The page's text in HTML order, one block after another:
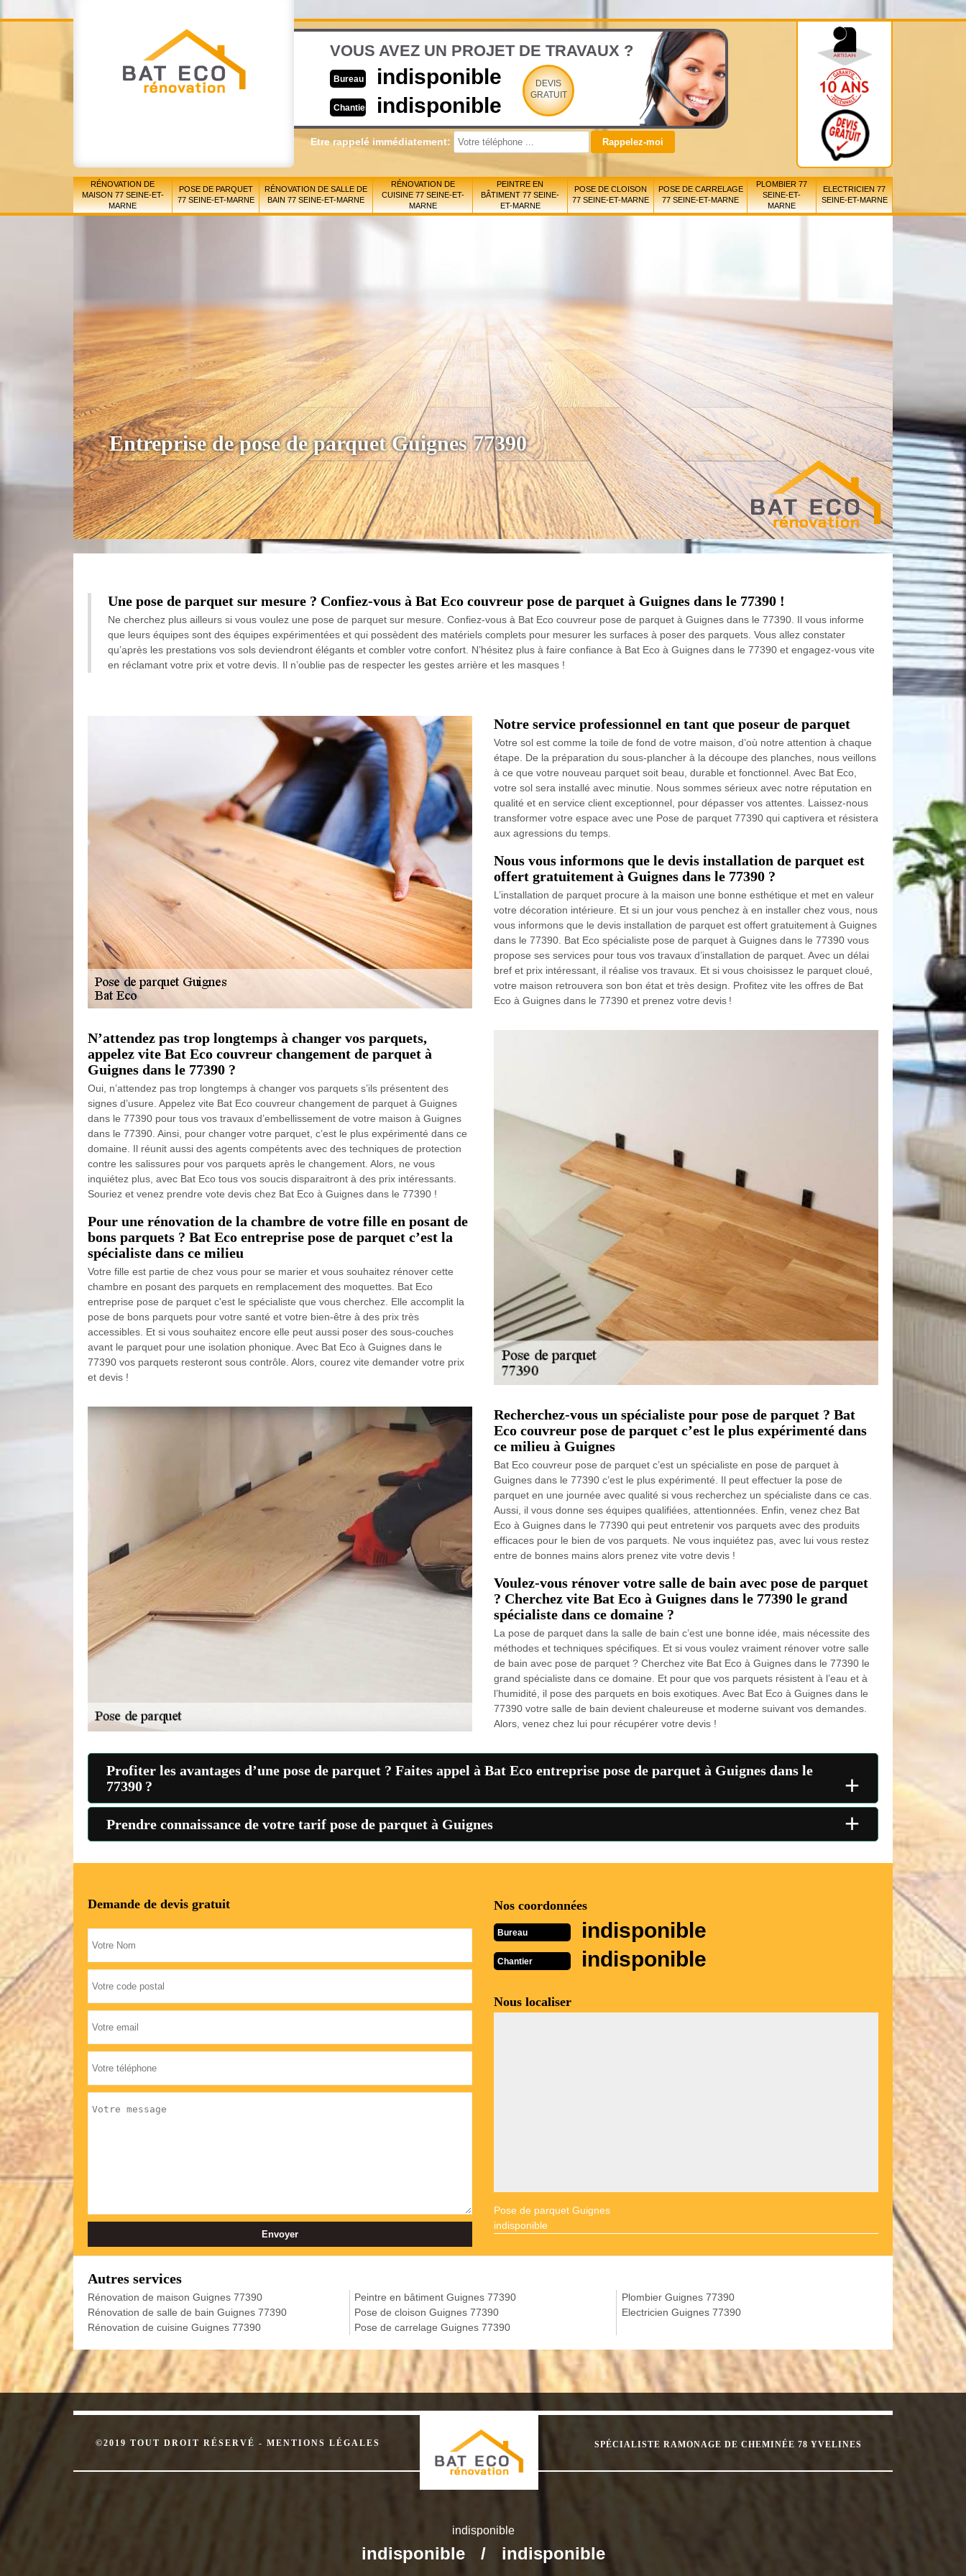
VOUS AVEZ UN PROJET DE TRAVAUX ?
Bureau indisponible
Chantier indisponible
DEVIS
GRATUIT
Etre rappelé immédiatement:
RÉNOVATION DE
MAISON 77 SEINE-ET-
MARNE
POSE DE PARQUET
77 SEINE-ET-MARNE
RÉNOVATION DE SALLE DE
BAIN 77 SEINE-ET-MARNE
RÉNOVATION DE
CUISINE 77 SEINE-ET-
MARNE
PEINTRE EN
BÂTIMENT 77 SEINE-
ET-MARNE
POSE DE CLOISON
77 SEINE-ET-MARNE
POSE DE CARRELAGE
77 SEINE-ET-MARNE
PLOMBIER 77
SEINE-ET-
MARNE
ELECTRICIEN 77
SEINE-ET-MARNE
Entreprise de pose de parquet Guignes 77390
Une pose de parquet sur mesure ? Confiez-vous à Bat Eco couvreur pose de parquet à Guignes dans le 77390 !
Ne cherchez plus ailleurs si vous voulez une pose de parquet sur mesure. Confiez-vous à Bat Eco couvreur pose de parquet à Guignes dans le 77390. Il vous informe
que leurs équipes sont des équipes expérimentées et qui possèdent des matériels complets pour mesurer les surfaces à poser des parquets. Vous allez constater
qu’après les prestations vos sols deviendront élégants et combler votre confort. N’hésitez plus à faire confiance à Bat Eco à Guignes dans le 77390 et engagez-vous vite
en réclamant votre prix et votre devis. Il n’oublie pas de respecter les gestes arrière et les masques !
Notre service professionnel en tant que poseur de parquet
Votre sol est comme la toile de fond de votre maison, d’où notre attention à chaque
étape. De la préparation du sous-plancher à la découpe des planches, nous veillons
à ce que votre nouveau parquet soit beau, durable et fonctionnel. Avec Bat Eco,
votre sol sera installé avec minutie. Nous sommes sérieux avec notre réputation en
qualité et en service client exceptionnel, pour dépasser vos attentes. Laissez-nous
transformer votre espace avec une Pose de parquet 77390 qui captivera et résistera
aux agressions du temps.
Nous vous informons que le devis installation de parquet est
offert gratuitement à Guignes dans le 77390 ?
L’installation de parquet procure à la maison une bonne esthétique et met en valeur
votre décoration intérieure. Et si un jour vous penchez à en installer chez vous, nous
vous informons que le devis installation de parquet est offert gratuitement à Guignes
dans le 77390. Bat Eco spécialiste pose de parquet à Guignes dans le 77390 vous
propose ses services pour tous vos travaux d’installation de parquet. Avec un délai
bref et prix intéressant, il réalise vos travaux. Et si vous choisissez le parquet cloué,
votre maison retrouvera son bon état et très design. Profitez vite les offres de Bat
Eco à Guignes dans le 77390 et prenez votre devis !
N’attendez pas trop longtemps à changer vos parquets,
appelez vite Bat Eco couvreur changement de parquet à
Guignes dans le 77390 ?
Oui, n’attendez pas trop longtemps à changer vos parquets s’ils présentent des
signes d’usure. Appelez vite Bat Eco couvreur changement de parquet à Guignes
dans le 77390 pour tous vos travaux d’embellissement de votre maison à Guignes
dans le 77390. Ainsi, pour changer votre parquet, c’est le plus expérimenté dans ce
domaine. Il réunit aussi des agents compétents avec des techniques de protection
contre les salissures pour vos parquets après le changement. Alors, ne vous
inquiétez plus, avec Bat Eco tous vos soucis disparaitront à des prix intéressants.
Souriez et venez prendre vote devis chez Bat Eco à Guignes dans le 77390 !
Pour une rénovation de la chambre de votre fille en posant de
bons parquets ? Bat Eco entreprise pose de parquet c’est la
spécialiste dans ce milieu
Votre fille est partie de chez vous pour se marier et vous souhaitez rénover cette
chambre en posant des parquets en remplacement des moquettes. Bat Eco
entreprise pose de parquet c'est le spécialiste que vous cherchez. Elle accomplit la
pose de bons parquets pour votre santé et votre bien-être à des prix très
accessibles. Et si vous souhaitez encore elle peut aussi poser des sous-couches
avant le parquet pour une isolation phonique. Avec Bat Eco à Guignes dans le
77390 vos parquets resteront sous contrôle. Alors, courez vite demander votre prix
et devis !
Recherchez-vous un spécialiste pour pose de parquet ? Bat
Eco couvreur pose de parquet c’est le plus expérimenté dans
ce milieu à Guignes
Bat Eco couvreur pose de parquet c’est un spécialiste en pose de parquet à
Guignes dans le 77390 c’est le plus expérimenté. Il peut effectuer la pose de
parquet en une journée avec qualité si vous recherchez un spécialiste dans ce cas.
Aussi, il vous donne ses équipes qualifiées, attentionnées. Enfin, venez chez Bat
Eco à Guignes dans le 77390 qui peut entretenir vos parquets avec des produits
efficaces pour le bien de vos parquets. Ne vous inquiétez pas, avec lui vous restez
entre de bonnes mains alors prenez vite votre devis !
Voulez-vous rénover votre salle de bain avec pose de parquet
? Cherchez vite Bat Eco à Guignes dans le 77390 le grand
spécialiste dans ce domaine ?
La pose de parquet dans la salle de bain c’est une bonne idée, mais nécessite des
méthodes et techniques spécifiques. Et si vous voulez vraiment rénover votre salle
de bain avec pose de parquet ? Cherchez vite Bat Eco à Guignes dans le 77390 le
grand spécialiste dans ce domaine. Et pour que vos parquets résistent à l’eau et à
l’humidité, il pose des parquets en bois exotiques. Avec Bat Eco à Guignes dans le
77390 votre salle de bain devient chaleureuse et moderne suivant vos demandes.
Alors, venez chez lui pour récupérer votre devis !
Profiter les avantages d’une pose de parquet ? Faites appel à Bat Eco entreprise pose de parquet à Guignes dans le
77390 ?
+
Prendre connaissance de votre tarif pose de parquet à Guignes +
Demande de devis gratuit Nos coordonnées
Bureau indisponible
Chantier indisponible
Nous localiser
Pose de parquet Guignes
indisponible
Autres services
Rénovation de maison Guignes 77390
Rénovation de salle de bain Guignes 77390
Rénovation de cuisine Guignes 77390
Peintre en bâtiment Guignes 77390
Pose de cloison Guignes 77390
Pose de carrelage Guignes 77390
Plombier Guignes 77390
Electricien Guignes 77390
©2019 TOUT DROIT RÉSERVÉ - MENTIONS LÉGALES SPÉCIALISTE RAMONAGE DE CHEMINÉE 78 YVELINES
indisponible
indisponible / indisponible